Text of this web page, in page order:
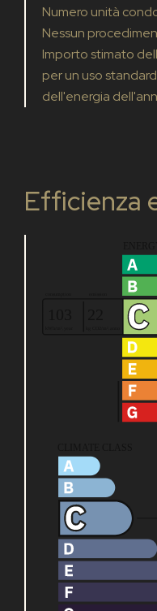
Numero unità
Nessun
Importo stimato
per un uso
dell'energia
Efficienza